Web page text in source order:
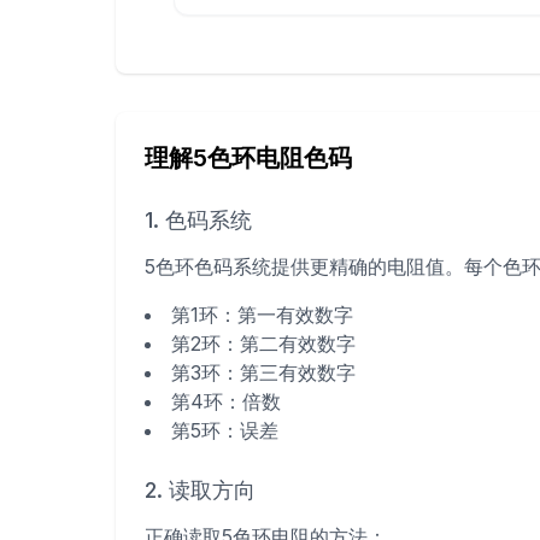
理解5色环电阻色码
1. 色码系统
5色环色码系统提供更精确的电阻值。每个色
第1环：第一有效数字
第2环：第二有效数字
第3环：第三有效数字
第4环：倍数
第5环：误差
2. 读取方向